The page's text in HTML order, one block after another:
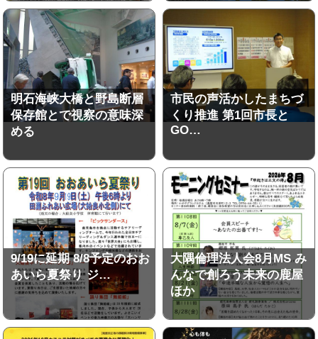
明石海峡大橋と野島断層
保存館とで視察の意味深
める
市民の声活かしたまちづ
くり推進 第1回市長と
GO…
9/19に延期 8/8予定のおお
あいら夏祭り ジ…
大隅倫理法人会8月MS み
んなで創ろう未来の鹿屋
ほか